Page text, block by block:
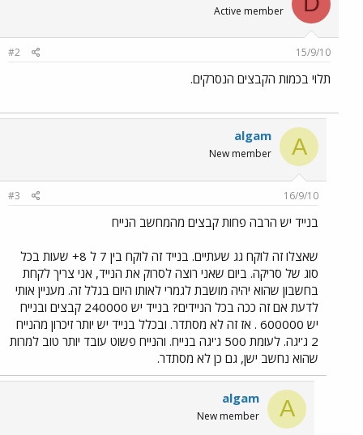
Active member
15/9/10
#2
תלוי בכמות הקבצים הנסרקים.
A
algam
New member
16/9/10
#3
בנייד יש הרבה פחות קבצים מהמחשב הנייח
שאצלו זה לוקח גג שעתיים. בנייד זה לוקח בין 7 ל 8+ שעות בכל
סוג של סריקה. ביום שאני רוצה לסרוק את הנייד, אני צריך לקחת
בחשבון שהוא יהיה מושבת לגמרי לאותו היום בגלל זה. מעניין אותי
לדעת אם זה ככה בכל הניידים? בנייד יש 240000 קבצים ובנייח
יש 600000 . אז זה לא מסתדר. ובכלל בנייד יש יותר זיכרון מהנייח
2 ג'יגה. לעומת 500 ג'יגה בנייח. והנייח פשוט עובד יותר טוב למרות
שהוא נחשב ישן, גם כן לא מסתדר.
A
algam
New member